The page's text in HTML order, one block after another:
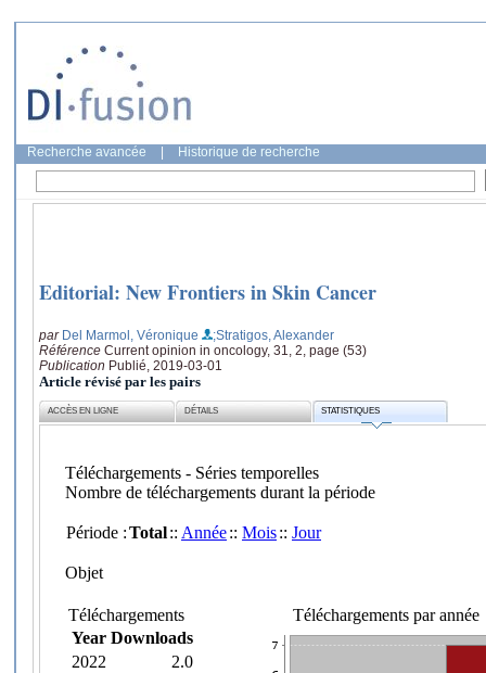
Recherche avancée Historique de recherche
Editorial: New Frontiers in Skin Cancer
par Del Marmol, Véronique
;Stratigos, Alexander
Référence Current opinion in oncology, 31, 2, page (53)
Publication Publié, 2019-03-01
Article révisé par les pairs
ACCÈS EN LIGNE DÉTAILS STATISTIQUES